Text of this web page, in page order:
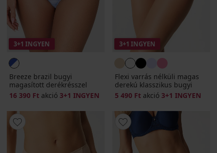
3+1 INGYEN
Breeze brazil bugyi
magasított derékrésszel
16 390 Ft akció 3+1 INGYEN
3+1 INGYEN
Flexi varrás nélküli magas
derekú klasszikus bugyi
5 490 Ft akció 3+1 INGYEN